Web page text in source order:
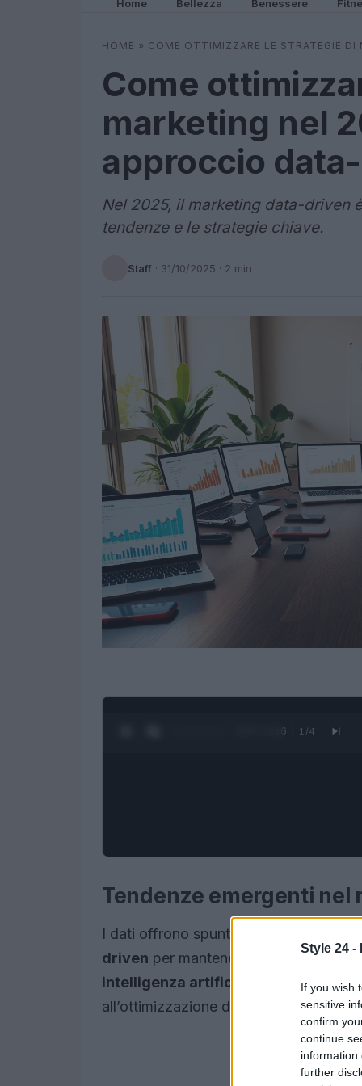
Style 24 -
If you wish
sensitive
confirm
continue
information
further
Home Bellezza Benessere
HOME » COME OTTIMIZZARE LE STRATEGIE
Come
marketing nel
approccio
Nel 2025, il marketing data-driven
tendenze e le strategie chiave.
Staff · 31/10/2025 · 2 min
0:28 / 3:16 1 /4
Tendenze emergenti
I dati offrono spunti significativi: le
driven per mantenere la competitività.
intelligenza artificiale
per
all’ottimizzazione dei funnel di vendita.